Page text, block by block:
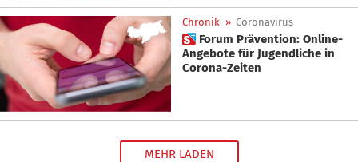
Chronik » Coronavirus
 Forum Prävention: Online-
Angebote für Jugendliche in
Corona-Zeiten
MEHR LADEN